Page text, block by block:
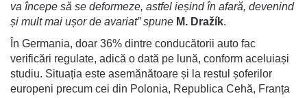
va începe să se deformeze, astfel ieșind în afară, devenind
și mult mai ușor de avariat” spune M. Dražík.
În Germania, doar 36% dintre conducătorii auto fac
verificări regulate, adică o dată pe lună, conform aceluiași
studiu. Situația este asemănătoare și la restul șoferilor
europeni precum cei din Polonia, Republica Cehă, Franța